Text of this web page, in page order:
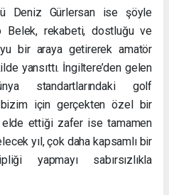
Deniz Gürlersan ise şöyle
Belek, rekabeti, dostluğu ve
bir araya getirerek amatör
yansıttı. İngiltere’den gelen
standartlarındaki golf
için gerçekten özel bir
elde ettiği zafer ise tamamen
yıl, çok daha kapsamlı bir
yapmayı sabırsızlıkla